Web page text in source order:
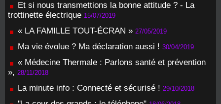
Et si nous transmettions la bonne attitude ? - La
trottinette électrique 15/07/2019
« LA FAMILLE TOUT-ÉCRAN » 27/05/2019
Ma vie évolue ? Ma déclaration aussi ! 30/04/2019
« Médecine Thermale : Parlons santé et prévention
», 28/11/2018
La minute info : Connecté et sécurisé ! 29/10/2018